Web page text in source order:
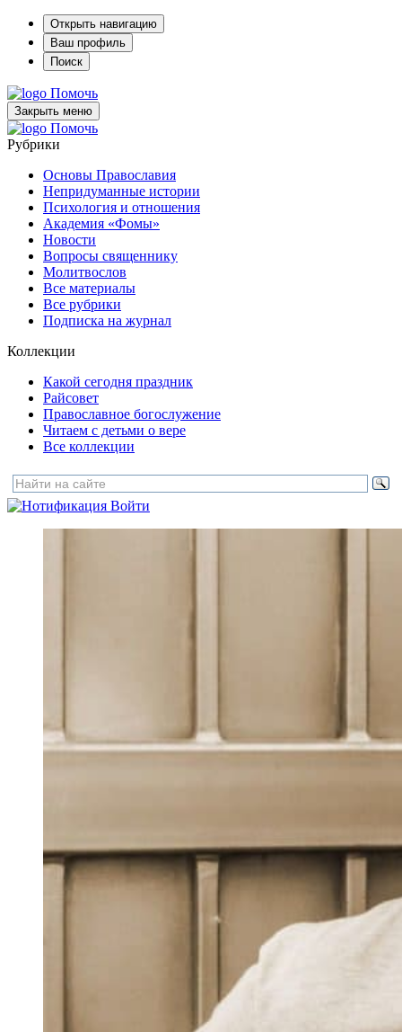
Открыть навигацию
Ваш профиль
Поиск
Помочь
Закрыть меню
Помочь
Рубрики
Основы Православия
Непридуманные истории
Психология и отношения
Академия «Фомы»
Новости
Вопросы священнику
Молитвослов
Все материалы
Все рубрики
Подписка на журнал
Коллекции
Какой сегодня праздник
Райсовет
Православное богослужение
Читаем с детьми о вере
Все коллекции
Войти